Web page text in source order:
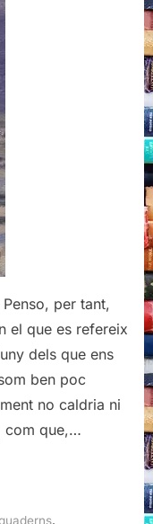
per tant,
el que es refereix
dels que ens
ben poc
no caldria ni
com que,…
,